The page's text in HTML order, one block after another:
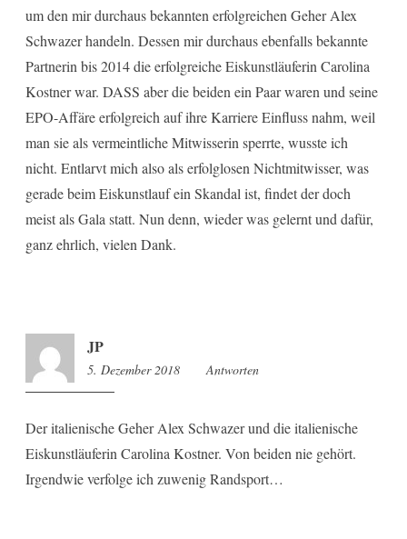
um den mir durchaus bekannten erfolgreichen Geher Alex
Schwazer handeln. Dessen mir durchaus ebenfalls bekannte
Partnerin bis 2014 die erfolgreiche Eiskunstläuferin Carolina
Kostner war. DASS aber die beiden ein Paar waren und seine
EPO-Affäre erfolgreich auf ihre Karriere Einfluss nahm, weil
man sie als vermeintliche Mitwisserin sperrte, wusste ich
nicht. Entlarvt mich also als erfolglosen Nichtmitwisser, was
gerade beim Eiskunstlauf ein Skandal ist, findet der doch
meist als Gala statt. Nun denn, wieder was gelernt und dafür,
ganz ehrlich, vielen Dank.
JP
5. Dezember 2018 17:36
Antworten
Der italienische Geher Alex Schwazer und die italienische
Eiskunstläuferin Carolina Kostner. Von beiden nie gehört.
Irgendwie verfolge ich zuwenig Randsport…